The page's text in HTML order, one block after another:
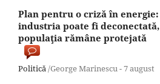
Plan pentru o criză în energie:
industria poate fi deconectată,
populaţia rămâne protejată
Politică /George Marinescu -7 august